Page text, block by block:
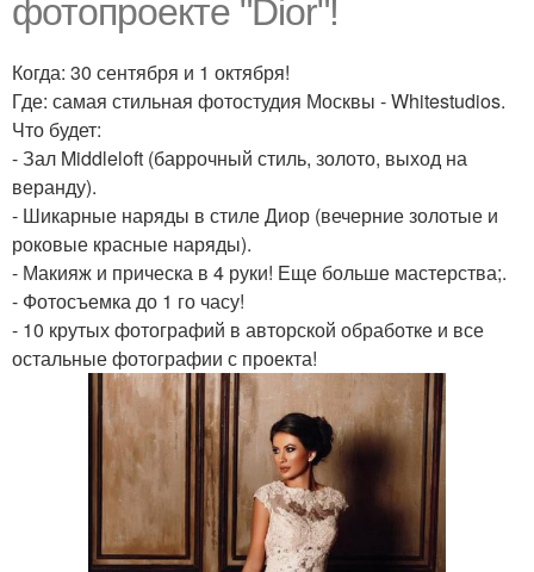
фотопроекте "Dior"!
Когда: 30 сентября и 1 октября!
Где: самая стильная фотостудия Москвы - Whitestudios.
Что будет:
- Зал Middleloft (баррочный стиль, золото, выход на
веранду).
- Шикарные наряды в стиле Диор (вечерние золотые и
роковые красные наряды).
- Макияж и прическа в 4 руки! Еще больше мастерства;.
- Фотосъемка до 1 го часу!
- 10 крутых фотографий в авторской обработке и все
остальные фотографии с проекта!